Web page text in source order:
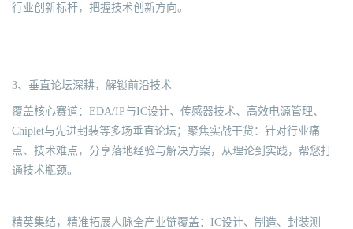
行业创新标杆，把握技术创新方向。
3、垂直论坛深耕，解锁前沿技术
覆盖核心赛道：EDA/IP与IC设计、传感器技术、高效电源管理、
Chiplet与先进封装等多场垂直论坛；聚焦实战干货：针对行业痛
点、技术难点，分享落地经验与解决方案，从理论到实践，帮您打
通技术瓶颈。
精英集结，精准拓展人脉全产业链覆盖：IC设计、制造、封装测